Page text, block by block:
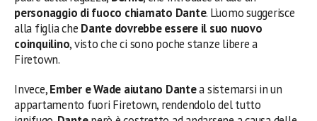
personaggio di fuoco chiamato Dante. L’uomo suggerisce
alla figlia che Dante dovrebbe essere il suo nuovo
coinquilino, visto che ci sono poche stanze libere a
Firetown.
Invece,Ember e Wade aiutano Dantea sistemarsi in un
appartamento fuori Firetown, rendendolo del tutto